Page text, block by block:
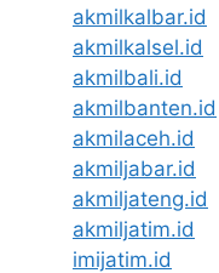
akmilkalbar.id
akmilkalsel.id
akmilbali.id
akmilbanten.id
akmilaceh.id
akmiljabar.id
akmiljateng.id
akmiljatim.id
imijatim.id